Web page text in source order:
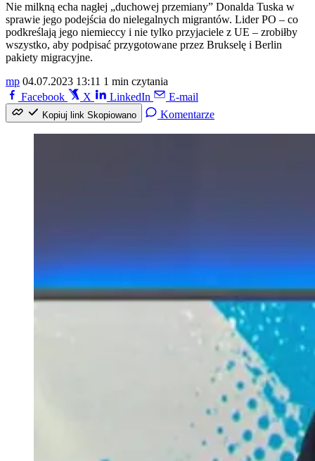
Nie milkną echa nagłej „duchowej przemiany” Donalda Tuska w
sprawie jego podejścia do nielegalnych migrantów. Lider PO – co
podkreślają jego niemieccy i nie tylko przyjaciele z UE – zrobiłby
wszystko, aby podpisać przygotowane przez Brukselę i Berlin
pakiety migracyjne.
mp 04.07.2023 13:11 1 min czytania
Facebook
X LinkedIn E-mail
Kopiuj link Skopiowano Komentarze